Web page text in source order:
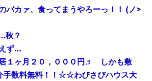
バカァ、食ってまうやろーっ！！ (ノ>
秋？
ず…
１ヶ月２０，０００円♬ しかも敷
手数料無料！！☆☆わびさびハウス大